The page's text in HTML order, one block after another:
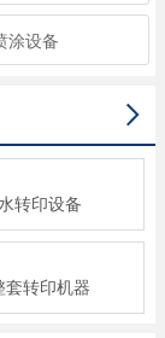
涂设备

转印设备
套转印机器